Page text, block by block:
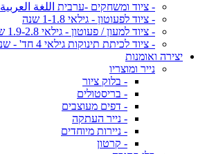
- ציוד ומשחקים -ערבית اللغة العربية
- ציוד לפעוטון - גילאי 1-1.8 שנה
- ציוד למעון / פעוטון - גילאי 1.9-2.8 שנה
- ציוד לכיתת תינוקות גילאי 4 חד' - שנה
יצירה ואומנות
נייר ומוצריו
- בלוק ציור
- בריסטולים
- דפים מעוצבים
- נייר העתקה
- ניירות מיוחדים
- קרטון